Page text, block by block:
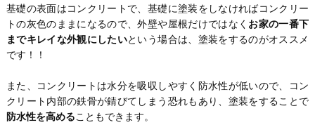
基礎の表面はコンクリートで、基礎に塗装をしなければコンクリー
トの灰色のままになるので、外壁や屋根だけではなく お家の一番下
までキレイな外観にしたいという場合は、塗装をするのがオススメ
です！！
また、コンクリートは水分を吸収しやすく防水性が低いので、コン
クリート内部の鉄骨が錆びてしまう恐れもあり、塗装をすることで
防水性を高めることもできます。